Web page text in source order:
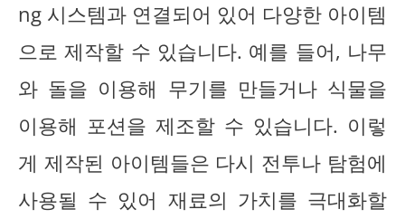
ng 시스템과 연결되어 있어 다양한 아이템
으로 제작할 수 있습니다. 예를 들어, 나무
와 돌을 이용해 무기를 만들거나 식물을
이용해 포션을 제조할 수 있습니다. 이렇
게 제작된 아이템들은 다시 전투나 탐험에
사용될 수 있어 재료의 가치를 극대화할